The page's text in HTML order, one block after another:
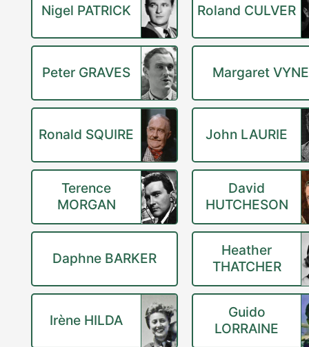
Nigel PATRICK Roland CULVER
Peter GRAVES Margaret
Ronald SQUIRE John LAURIE
Terence
MORGAN
David
HUTCHESON
Daphne BARKER
Heather
THATCHER
Irène HILDA
Guido
LORRAINE